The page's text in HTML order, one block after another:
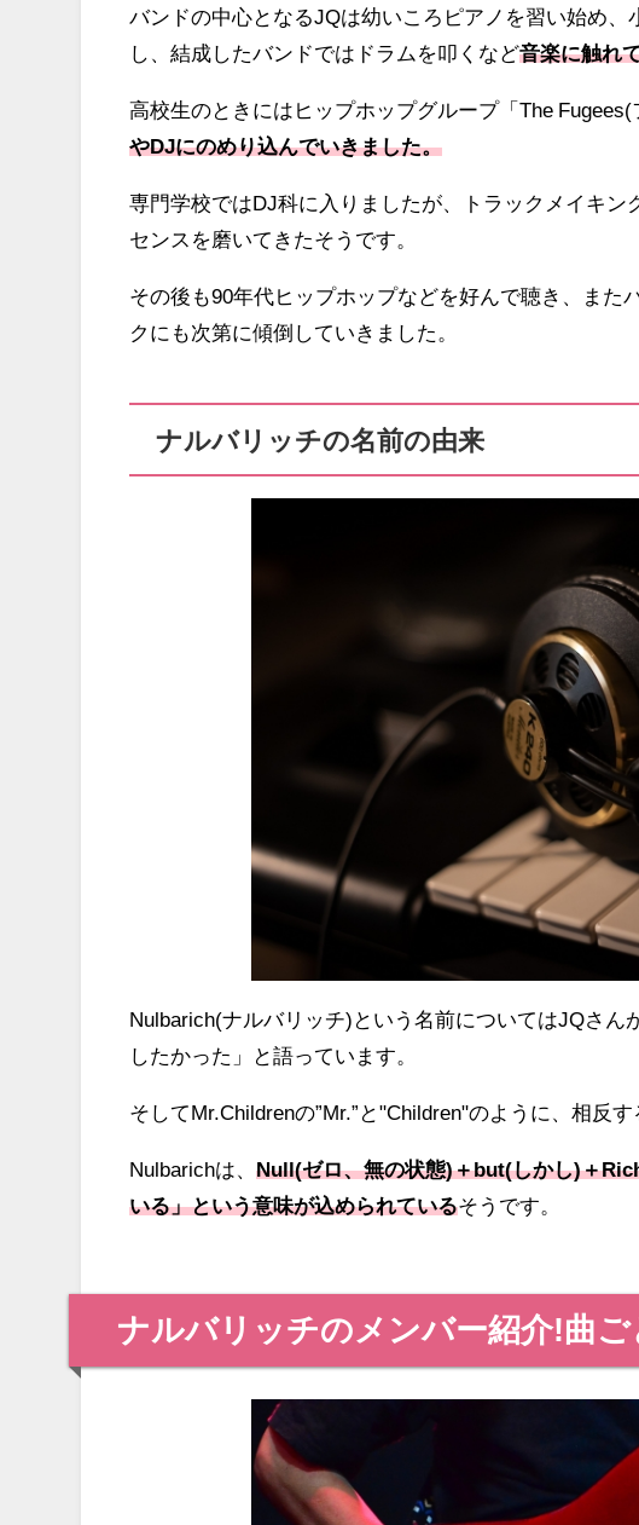
バンドの中心となるJQは幼いころピアノを習い始め
し、結成したバンドではドラムを叩くなど音楽に触れ
高校生のときにはヒップホップグループ「The
やDJにのめり込んでいきました。
専門学校ではDJ科に入りましたが、トラックメイキ
センスを磨いてきたそうです。
その後も90年代ヒップホップなどを好んで聴き、また
クにも次第に傾倒していきました。
ナルバリッチの名前の由来
Nulbarich(ナルバリッチ)という名前についてはJQさ
したかった」と語っています。
そしてMr.Childrenの”Mr.”と"Children"のように、相反
Nulbarichは、Null(ゼロ、無の状態)＋but(しかし)＋
いる」という意味が込められているそうです。
ナルバリッチのメンバー紹介!曲